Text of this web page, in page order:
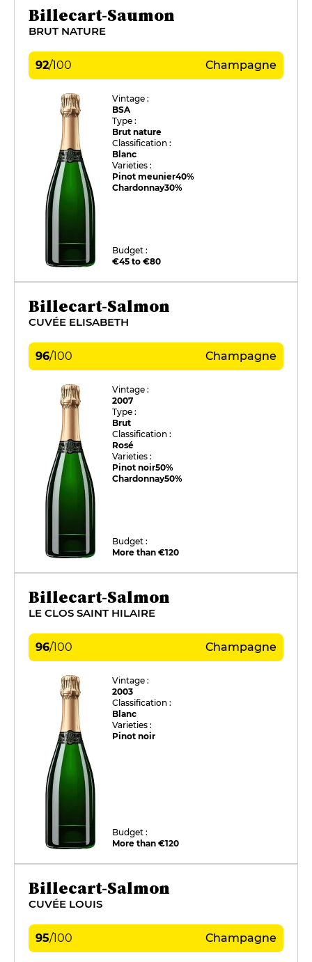
Billecart-Saumon
BRUT NATURE
92/100 Champagne
Vintage :
BSA
Type :
Brut nature
Classification :
Blanc
Varieties :
Pinot meunier40%
Chardonnay30%
Budget :
€45 to €80
Billecart-Salmon
CUVÉE ELISABETH
96/100 Champagne
Vintage :
2007
Type :
Brut
Classification :
Rosé
Varieties :
Pinot noir50%
Chardonnay50%
Budget :
More than €120
Billecart-Salmon
LE CLOS SAINT HILAIRE
96/100 Champagne
Vintage :
2003
Classification :
Blanc
Varieties :
Pinot noir
Budget :
More than €120
Billecart-Salmon
CUVÉE LOUIS
95/100 Champagne